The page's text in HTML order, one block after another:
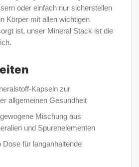
oder einfach nur sicherstellen
Körper mit allen wichtigen
ist, unser Mineral Stack ist die
Kapseln zur
allgemeinen Gesundheit
Mischung aus
und Spurenelementen
Dose für langanhaltende